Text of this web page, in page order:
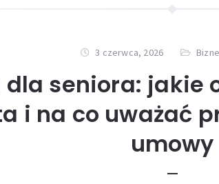
3 czerwca, 2026
dla seniora:
i na co uważać
umowy